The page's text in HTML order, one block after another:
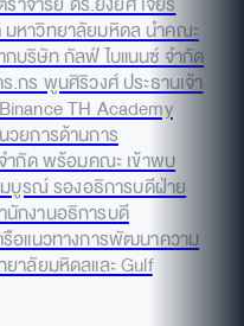
หาวิทยาลัยมหิดล นำคณะ
บริษัท กัลฟ์ ไบแนนซ์ จำกัด
.กร พูนศิริวงศ์ ประธานเจ้า
TH Academy
วยการด้านการ
ำกัด พร้อมคณะ เข้าพบ
บูรณ์ รองอธิการบดีฝ่าย
กงานอธิการบดี
อแนวทางการพัฒนาความ
าลัยมหิดลและ Gulf